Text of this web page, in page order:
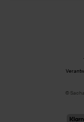
©